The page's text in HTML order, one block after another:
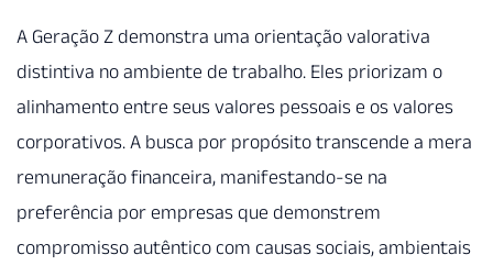
A Geração Z demonstra uma orientação valorativa
distintiva no ambiente de trabalho. Eles priorizam o
alinhamento entre seus valores pessoais e os valores
corporativos. A busca por propósito transcende a mera
remuneração financeira, manifestando-se na
preferência por empresas que demonstrem
compromisso autêntico com causas sociais, ambientais